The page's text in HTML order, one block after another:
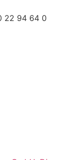
22 94 64 0